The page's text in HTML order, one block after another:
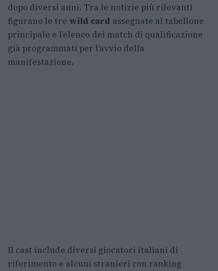
dopo diversi anni. Tra le notizie più rilevanti
figurano le tre wild card assegnate al tabellone
principale e l’elenco dei match di qualificazione
già programmati per l’avvio della
manifestazione.
Il cast include diversi giocatori italiani di
riferimento e alcuni stranieri con ranking